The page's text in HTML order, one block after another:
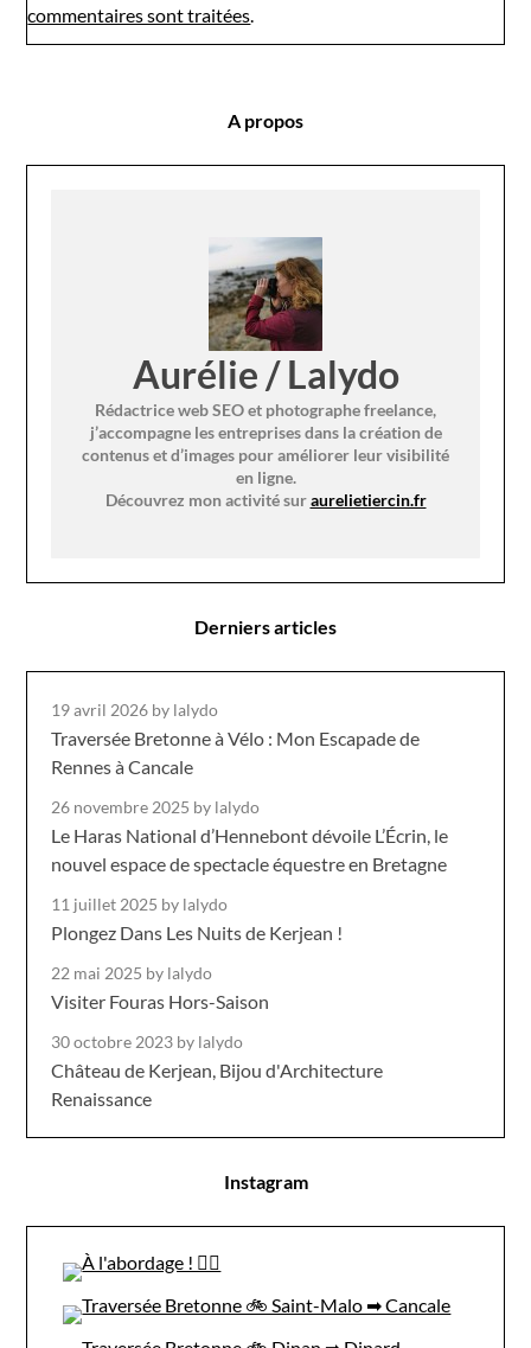
commentaires sont traitées.
A propos
Aurélie / Lalydo
Rédactrice web SEO et photographe freelance,
j’accompagne les entreprises dans la création de
contenus et d’images pour améliorer leur visibilité
en ligne.
Découvrez mon activité suraurelietiercin.fr
Derniers articles
19 avril 2026 by lalydo
Traversée Bretonne à Vélo : Mon Escapade de
Rennes à Cancale
26 novembre 2025 by lalydo
Le Haras National d’Hennebont dévoile L’Écrin, le
nouvel espace de spectacle équestre en Bretagne
11 juillet 2025 by lalydo
Plongez Dans Les Nuits de Kerjean !
22 mai 2025 by lalydo
Visiter Fouras Hors-Saison
30 octobre 2023 by lalydo
Château de Kerjean, Bijou d'Architecture
Renaissance
Instagram